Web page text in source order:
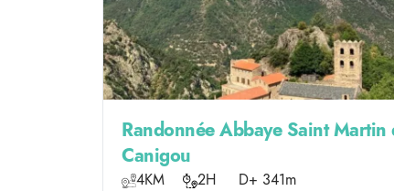
Randonnée Abbaye Saint Martin
Canigou
4KM 2H D+ 341m